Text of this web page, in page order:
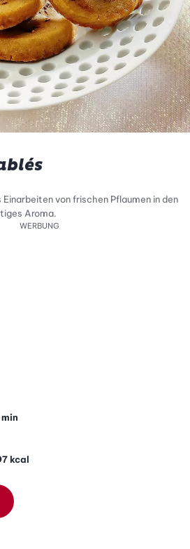
von frischen Pflaumen in den
Aroma.
WERBUNG
kcal